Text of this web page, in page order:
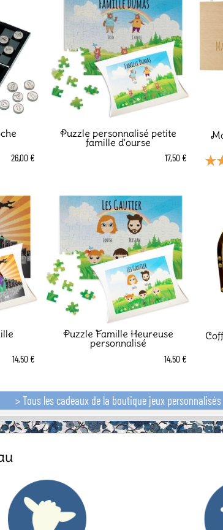
26,00 €
Puzzle personnalisé petite
famille d'ourse
17,50 €
14,50 €
Puzzle Famille Heureuse
personnalisé
14,50 €
> Tous les cadeaux de la boutique jeux personnalisés